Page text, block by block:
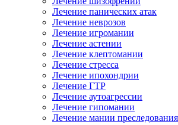
Лечение панических атак
Лечение неврозов
Лечение игромании
Лечение астении
Лечение клептомании
Лечение стресса
Лечение ипохондрии
Лечение ГТР
Лечение аутоагрессии
Лечение гипомании
Лечение мании преследования